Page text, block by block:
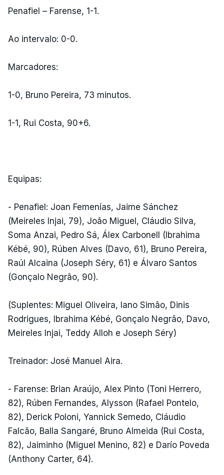
Penafiel – Farense, 1-1.
Ao intervalo: 0-0.
Marcadores:
1-0, Bruno Pereira, 73 minutos.
1-1, Rui Costa, 90+6.
Equipas:
- Penafiel: Joan Femenías, Jaime Sánchez
(Meireles Injai, 79), João Miguel, Cláudio Silva,
Soma Anzai, Pedro Sá, Álex Carbonell (Ibrahima
Kébé, 90), Rúben Alves (Davo, 61), Bruno Pereira,
Raúl Alcaina (Joseph Séry, 61) e Álvaro Santos
(Gonçalo Negrão, 90).
(Suplentes: Miguel Oliveira, Iano Simão, Dinis
Rodrigues, Ibrahima Kébé, Gonçalo Negrão, Davo,
Meireles Injai, Teddy Alloh e Joseph Séry)
Treinador: José Manuel Aira.
- Farense: Brian Araújo, Alex Pinto (Toni Herrero,
82), Rúben Fernandes, Alysson (Rafael Pontelo,
82), Derick Poloni, Yannick Semedo, Cláudio
Falcão, Balla Sangaré, Bruno Almeida (Rui Costa,
82), Jaiminho (Miguel Menino, 82) e Darío Poveda
(Anthony Carter, 64).